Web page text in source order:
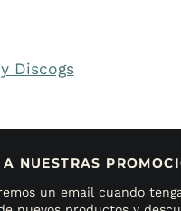
Discogs
NUESTRAS
un email cuando